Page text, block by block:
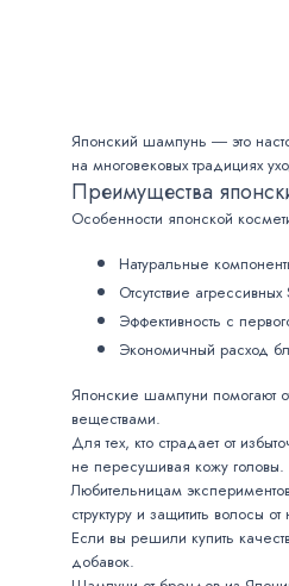
Японский шампунь ― это
на многовековых традициях
Преимущества
Особенности японской
Натуральные
Отсутствие
Эффективность с
Экономичный расход
Японские шампуни помогают
веществами.
Для тех, кто страдает от
не пересушивая кожу головы.
Любительницам
структуру и защитить волосы
Если вы решили купить
добавок.